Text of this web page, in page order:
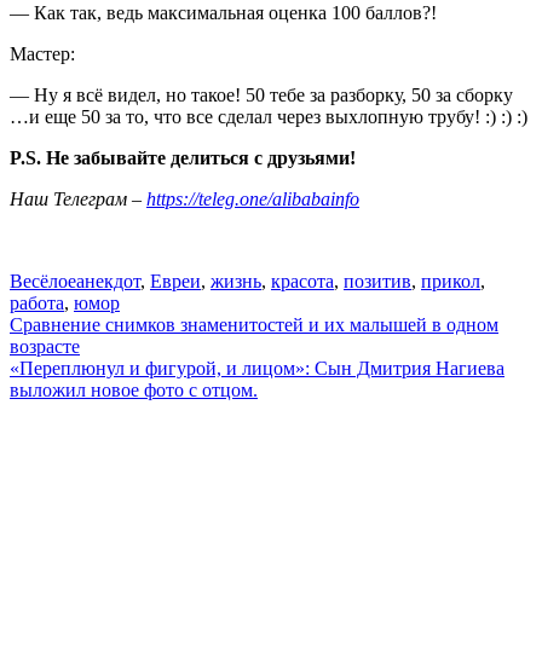
— Как так, ведь максимальная оценка 100 баллов?!
Мастер:
— Ну я всё видел, но такое! 50 тебе за разборку, 50 за сборку
…и еще 50 за то, что все сделал через выхлопную трубу! :) :) :)
P.S. Не забывайте делиться с друзьями!
Наш Телеграм – https://teleg.one/alibabainfo
Весёлоеанекдот, Евреи, жизнь, красота, позитив, прикол,
работа, юмор
Навигация
по
записям
Сравнение снимков знаменитостей и их малышей в одном
возрасте
«Переплюнул и фигурой, и лицом»: Сын Дмитрия Нагиева
выложил новое фото с oтцoм.